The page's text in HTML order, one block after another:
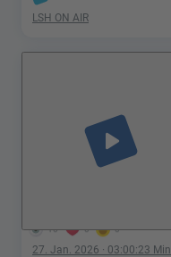
LSH ON AIR
10 0 0
play_arrow
27. Jan. 2026 · 03:00:23 Min